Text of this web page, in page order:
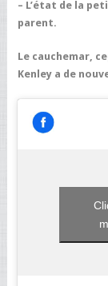
– L’état de la
parent.
Le cauchemar,
Kenley a de